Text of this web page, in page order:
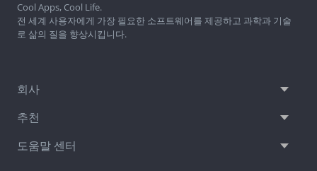
Cool Apps, Cool Life.
전 세계 사용자에게 가장 필요한 소프트웨어를 제공하고 과학과 기술
로 삶의 질을 향상시킵니다.
회사
추천
도움말 센터